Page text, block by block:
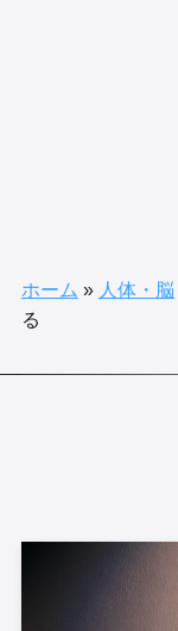
ホーム » 人体・脳
る